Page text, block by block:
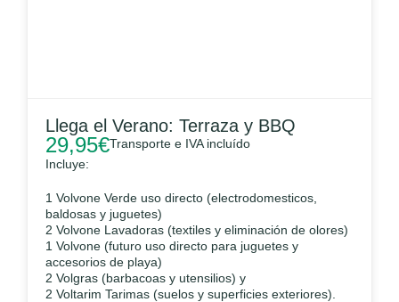
Llega el Verano: Terraza y BBQ
29,95€Transporte e IVA incluído
Incluye:
1 Volvone Verde uso directo (electrodomesticos,
baldosas y juguetes)
2 Volvone Lavadoras (textiles y eliminación de olores)
1 Volvone (futuro uso directo para juguetes y
accesorios de playa)
2 Volgras (barbacoas y utensilios) y
2 Voltarim Tarimas (suelos y superficies exteriores).